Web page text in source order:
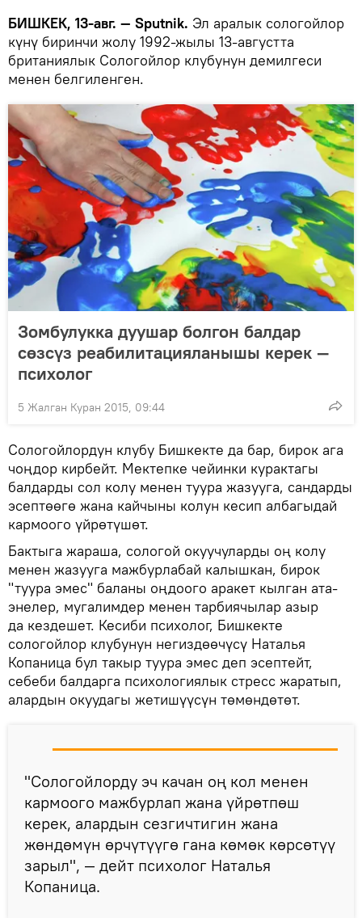
БИШКЕК, 13-авг. — Sputnik. Эл аралык сологойлор
күнү биринчи жолу 1992-жылы 13-августта
британиялык Сологойлор клубунун демилгеси
менен белгиленген.
Зомбулукка дуушар болгон балдар
сөзсүз реабилитацияланышы керек —
психолог
5 Жалган Куран 2015, 09:44
Сологойлордун клубу Бишкекте да бар, бирок ага
чоңдор кирбейт. Мектепке чейинки курактагы
балдарды сол колу менен туура жазууга, сандарды
эсептөөгө жана кайчыны колун кесип албагыдай
кармоого үйрөтүшөт.
Бактыга жараша, сологой окуучуларды оң колу
менен жазууга мажбурлабай калышкан, бирок
"туура эмес" баланы оңдоого аракет кылган ата-
энелер, мугалимдер менен тарбиячылар азыр
да кездешет. Кесиби психолог, Бишкекте
сологойлор клубунун негиздөөчүсү Наталья
Копаница бул такыр туура эмес деп эсептейт,
себеби балдарга психологиялык стресс жаратып,
алардын окуудагы жетишүүсүн төмөндөтөт.
"Сологойлорду эч качан оң кол менен
кармоого мажбурлап жана үйрөтпөш
керек, алардын сезгичтигин жана
жөндөмүн өрчүтүүгө гана көмөк көрсөтүү
зарыл", — дейт психолог Наталья
Копаница.